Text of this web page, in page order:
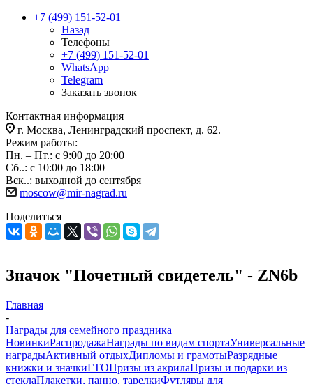
+7 (499) 151-52-01
Назад
Телефоны
+7 (499) 151-52-01
WhatsApp
Telegram
Заказать звонок
Контактная информация
г. Москва, Ленинградский проспект, д. 62.
Режим работы:
Пн. – Пт.: с 9:00 до 20:00
Сб..: с 10:00 до 18:00
Вск..: выходной до сентября
moscow@mir-nagrad.ru
Поделиться
Значок "Почетный свидетель" - ZN6b
Главная
-
Награды для семейного праздника
НовинкиРаспродажаНаграды по видам спортаУниверсальные
наградыАктивный отдыхДипломы и грамотыРазрядные
книжки и значкиГТОПризы из акрилаПризы и подарки из
стеклаПлакетки, панно, тарелкиФутляры для